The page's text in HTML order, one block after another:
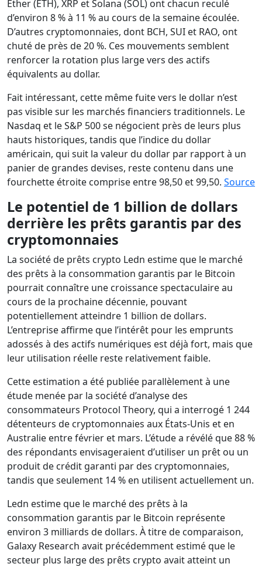
Ether (ETH), XRP et Solana (SOL) ont chacun reculé
d’environ 8 % à 11 % au cours de la semaine écoulée.
D’autres cryptomonnaies, dont BCH, SUI et RAO, ont
chuté de près de 20 %. Ces mouvements semblent
renforcer la rotation plus large vers des actifs
équivalents au dollar.
Fait intéressant, cette même fuite vers le dollar n’est
pas visible sur les marchés financiers traditionnels. Le
Nasdaq et le S&P 500 se négocient près de leurs plus
hauts historiques, tandis que l’indice du dollar
américain, qui suit la valeur du dollar par rapport à un
panier de grandes devises, reste contenu dans une
fourchette étroite comprise entre 98,50 et 99,50. Source
Le potentiel de 1 billion de dollars
derrière les prêts garantis par des
cryptomonnaies
La société de prêts crypto Ledn estime que le marché
des prêts à la consommation garantis par le Bitcoin
pourrait connaître une croissance spectaculaire au
cours de la prochaine décennie, pouvant
potentiellement atteindre 1 billion de dollars.
L’entreprise affirme que l’intérêt pour les emprunts
adossés à des actifs numériques est déjà fort, mais que
leur utilisation réelle reste relativement faible.
Cette estimation a été publiée parallèlement à une
étude menée par la société d’analyse des
consommateurs Protocol Theory, qui a interrogé 1 244
détenteurs de cryptomonnaies aux États-Unis et en
Australie entre février et mars. L’étude a révélé que 88 %
des répondants envisageraient d’utiliser un prêt ou un
produit de crédit garanti par des cryptomonnaies,
tandis que seulement 14 % en utilisent actuellement un.
Ledn estime que le marché des prêts à la
consommation garantis par le Bitcoin représente
environ 3 milliards de dollars. À titre de comparaison,
Galaxy Research avait précédemment estimé que le
secteur plus large des prêts crypto avait atteint un